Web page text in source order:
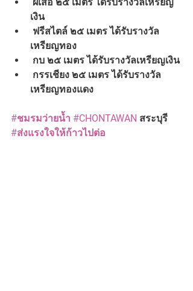
เงิน
เหรียญทอง
กบ ๒๕ เมตร ได้รับรางวัลเหรียญเงิน
เหรียญทองแดง
#ชมรมว่ายน้ำ #CHONTAWAN สระบุรี
#ส่งแรงใจให้ก้าวไปต่อ